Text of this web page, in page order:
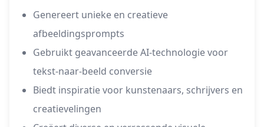
Genereert unieke en creatieve
afbeeldingsprompts
Gebruikt geavanceerde AI-technologie voor
tekst-naar-beeld conversie
Biedt inspiratie voor kunstenaars, schrijvers en
creatievelingen